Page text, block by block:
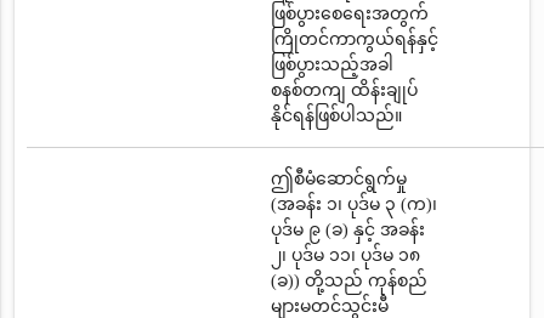
ဖြစ်ပွားစေရေးအတွက်
ကြိုတင်ကာကွယ်ရန်နှင့်
ဖြစ်ပွားသည့်အခါ
စနစ်တကျ ထိန်းချုပ်
နိုင်ရန်ဖြစ်ပါသည်။
ဤစီမံဆောင်ရွက်မှု
(အခန်း ၁၊ ပုဒ်မ ၃ (က)၊
ပုဒ်မ ၉ (ခ) နှင့် အခန်း
၂၊ ပုဒ်မ ၁၁၊ ပုဒ်မ ၁၈
(ခ)) တို့သည် ကုန်စည်
များမတင်သွင်းမီ